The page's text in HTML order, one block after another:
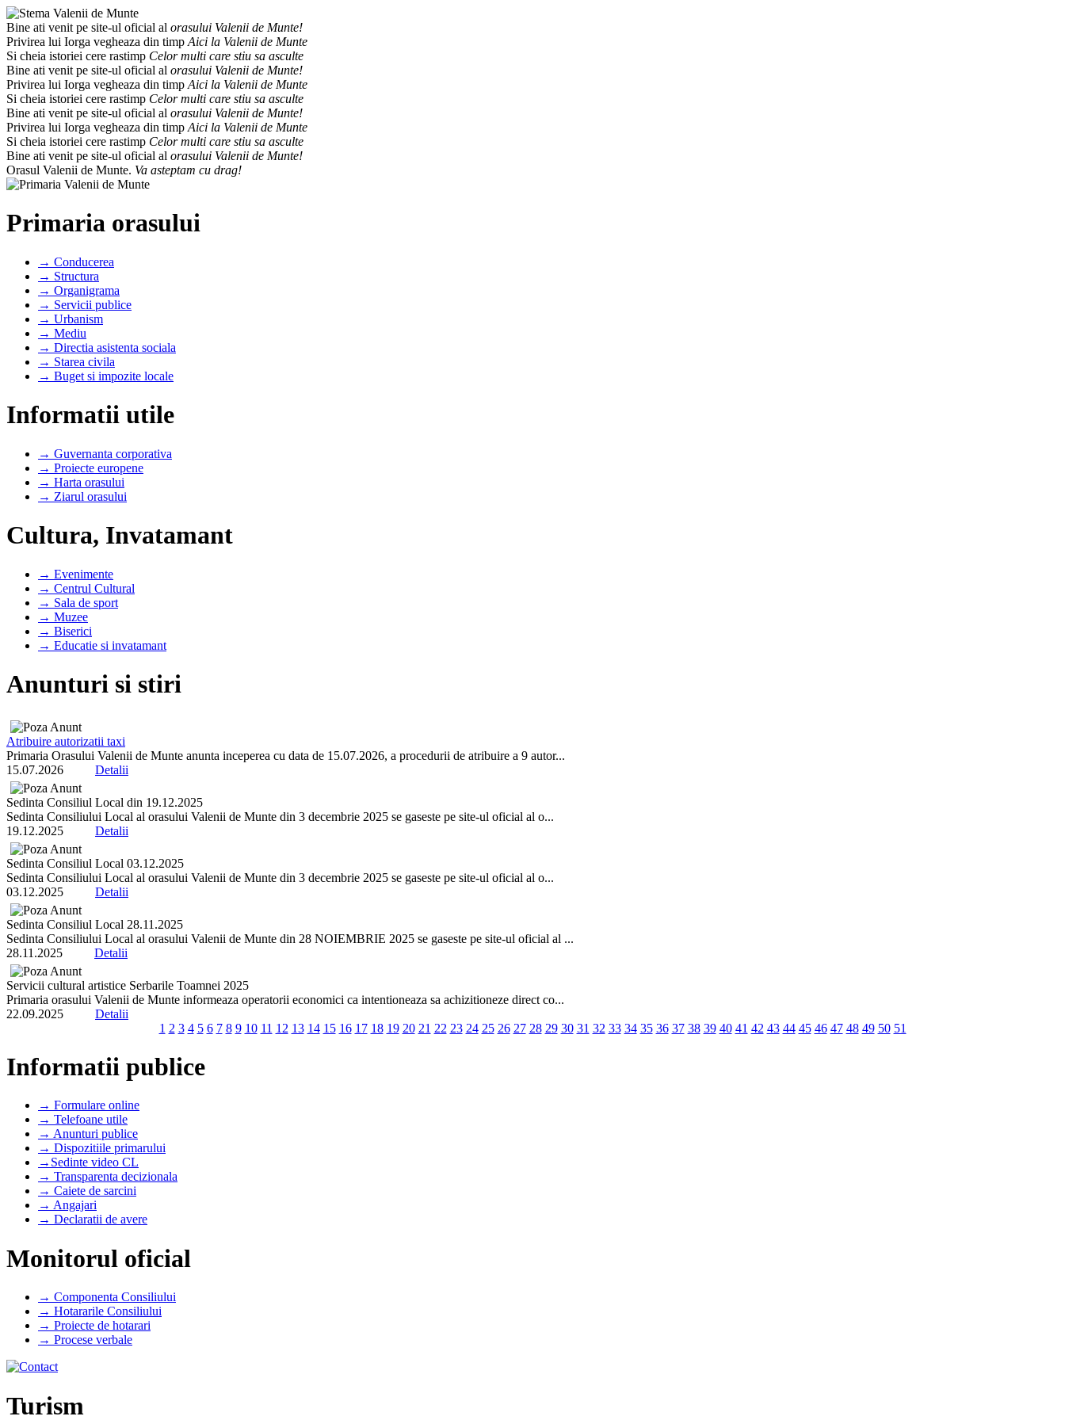
Bine ati venit pe site-ul oficial al orasului Valenii de Munte!
Privirea lui Iorga vegheaza din timp Aici la Valenii de Munte
Si cheia istoriei cere rastimp Celor multi care stiu sa asculte
Bine ati venit pe site-ul oficial al orasului Valenii de Munte!
Privirea lui Iorga vegheaza din timp Aici la Valenii de Munte
Si cheia istoriei cere rastimp Celor multi care stiu sa asculte
Bine ati venit pe site-ul oficial al orasului Valenii de Munte!
Privirea lui Iorga vegheaza din timp Aici la Valenii de Munte
Si cheia istoriei cere rastimp Celor multi care stiu sa asculte
Bine ati venit pe site-ul oficial al orasului Valenii de Munte!
Orasul Valenii de Munte. Va asteptam cu drag!
Primaria orasului
→ Conducerea
→ Structura
→ Organigrama
→ Servicii publice
→ Urbanism
→ Mediu
→ Directia asistenta sociala
→ Starea civila
→ Buget si impozite locale
Informatii utile
→ Guvernanta corporativa
→ Proiecte europene
→ Harta orasului
→ Ziarul orasului
Cultura, Invatamant
→ Evenimente
→ Centrul Cultural
→ Sala de sport
→ Muzee
→ Biserici
→ Educatie si invatamant
Anunturi si stiri
Atribuire autorizatii taxi
Primaria Orasului Valenii de Munte anunta inceperea cu data de 15.07.2026, a procedurii de atribuire a 9 autor...
15.07.2026 Detalii
Sedinta Consiliul Local din 19.12.2025
Sedinta Consiliului Local al orasului Valenii de Munte din 3 decembrie 2025 se gaseste pe site-ul oficial al o...
19.12.2025 Detalii
Sedinta Consiliul Local 03.12.2025
Sedinta Consiliului Local al orasului Valenii de Munte din 3 decembrie 2025 se gaseste pe site-ul oficial al o...
03.12.2025 Detalii
Sedinta Consiliul Local 28.11.2025
Sedinta Consiliului Local al orasului Valenii de Munte din 28 NOIEMBRIE 2025 se gaseste pe site-ul oficial al ...
28.11.2025 Detalii
Servicii cultural artistice Serbarile Toamnei 2025
Primaria orasului Valenii de Munte informeaza operatorii economici ca intentioneaza sa achizitioneze direct co...
22.09.2025 Detalii
1 2 3 4 5 6 7 8 9 10 11 12 13 14 15 16 17 18 19 20 21 22 23 24 25 26 27 28 29 30 31 32 33 34 35 36 37 38 39 40 41 42 43 44 45 46 47 48 49 50 51
Informatii publice
→ Formulare online
→ Telefoane utile
→ Anunturi publice
→ Dispozitiile primarului
→Sedinte video CL
→ Transparenta decizionala
→ Caiete de sarcini
→ Angajari
→ Declaratii de avere
Monitorul oficial
→ Componenta Consiliului
→ Hotararile Consiliului
→ Proiecte de hotarari
→ Procese verbale
Turism